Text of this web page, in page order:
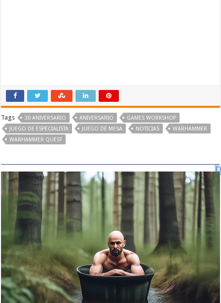
Tags 30 ANIVERSARIO ANIVERSARIO
GAMES WORKSHOP
JUEGO DE ESPECIALISTA
JUEGO DE MESA NOTICIAS
WARHAMMER
WARHAMMER QUEST